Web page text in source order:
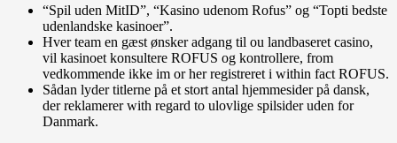
“Spil uden MitID”, “Kasino udenom Rofus” og “Topti bedste
udenlandske kasinoer”.
Hver team en gæst ønsker adgang til ou landbaseret casino,
vil kasinoet konsultere ROFUS og kontrollere, from
vedkommende ikke im or her registreret i within fact ROFUS.
Sådan lyder titlerne på et stort antal hjemmesider på dansk,
der reklamerer with regard to ulovlige spilsider uden for
Danmark.